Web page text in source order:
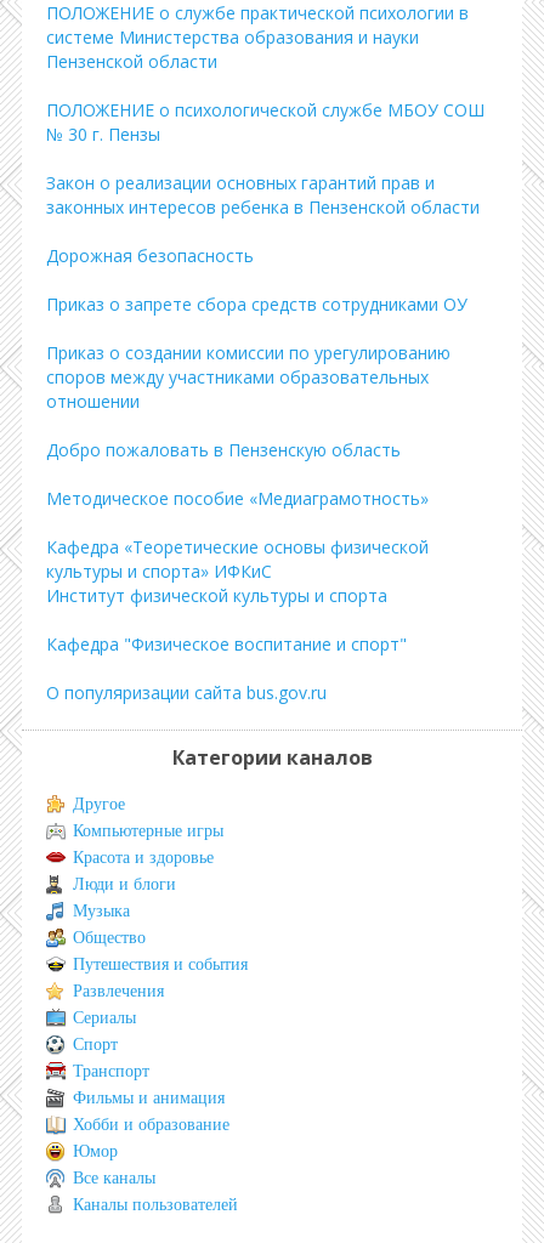
ПОЛОЖЕНИЕ о службе практической психологии в
системе Министерства образования и науки
Пензенской области
ПОЛОЖЕНИЕ о психологической службе МБОУ СОШ
№ 30 г. Пензы
Закон о реализации основных гарантий прав и
законных интересов ребенка в Пензенской области
Дорожная безопасность
Приказ о запрете сбора средств сотрудниками ОУ
Приказ о создании комиссии по урегулированию
споров между участниками образовательных
отношении
Добро пожаловать в Пензенскую область
Методическое пособие «Медиаграмотность»
Кафедра «Теоретические основы физической
культуры и спорта» ИФКиС
Институт физической культуры и спорта
Кафедра "Физическое воспитание и спорт"
О популяризации сайта bus.gov.ru
Категории каналов
Другое
Компьютерные игры
Красота и здоровье
Люди и блоги
Музыка
Общество
Путешествия и события
Развлечения
Сериалы
Спорт
Транспорт
Фильмы и анимация
Хобби и образование
Юмор
Все каналы
Каналы пользователей